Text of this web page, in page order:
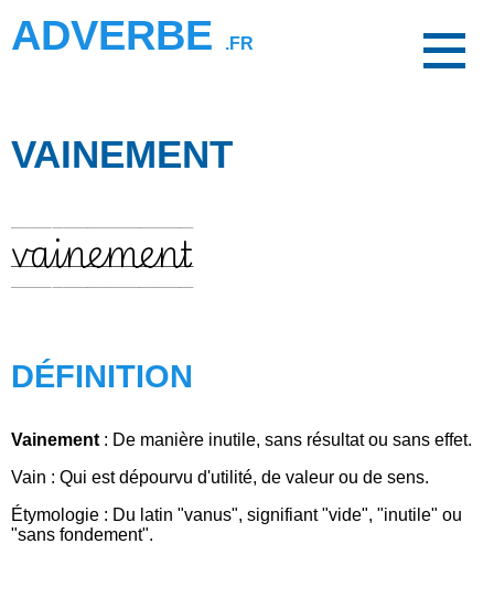
ADVERBE .FR
VAINEMENT
vainement
DÉFINITION
Vainement : De manière inutile, sans résultat ou sans effet.
Vain : Qui est dépourvu d'utilité, de valeur ou de sens.
Étymologie : Du latin "vanus", signifiant "vide", "inutile" ou
"sans fondement".